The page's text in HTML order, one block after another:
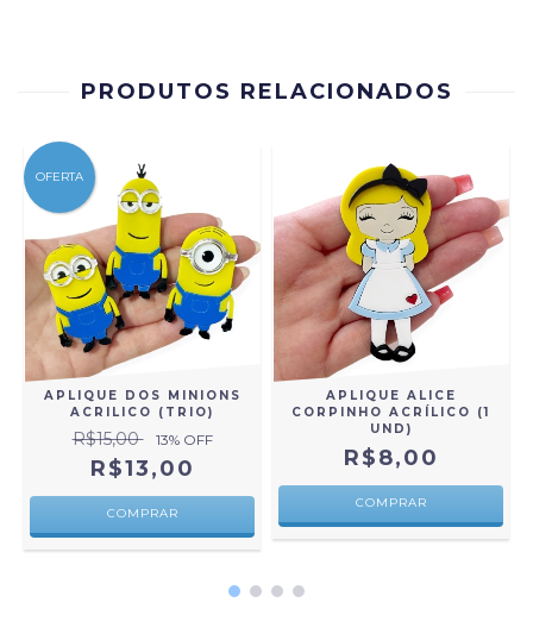
PRODUTOS RELACIONADOS
OFERTA
APLIQUE DOS MINIONS
ACRILICO (TRIO)
R$15,00 13% OFF
R$13,00
APLIQUE ALICE
CORPINHO ACRÍLICO (1
UND)
R$8,00
COMPRAR